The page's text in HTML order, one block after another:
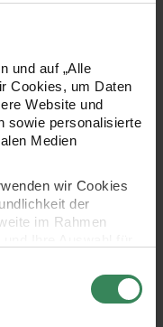
und auf „Alle
Cookies, um Daten
Website und
sowie personalisierte
Medien
wir Cookies
der
im Rahmen
jederzeit über den
der Seite
sich so tolle Sterne
Die Streifen
Grammatur von
Das Set reicht für 10
Fröbelsterne